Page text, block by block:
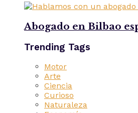
Abogado en Bilbao
Trending Tags
Motor
Arte
Ciencia
Curioso
Naturaleza